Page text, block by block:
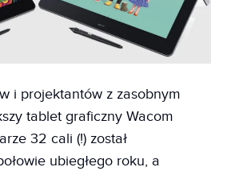
i projektantów z zasobnym
tablet graficzny Wacom
32 cali (!) został
ubiegłego roku, a